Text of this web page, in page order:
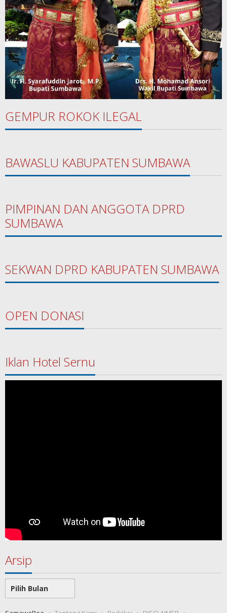
GEMPUR ROKOK ILEGAL
BAWASLU KABUPATEN SUMBAWA
PIMPINAN DAN ANGGOTA DPRD
SUMBAWA
SEKWAN DPRD KABUPATEN SUMBAWA
OPEN DONASI
Iklan Hotel Sernu
Arsip
Arsip